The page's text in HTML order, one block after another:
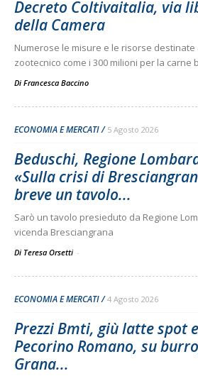
Decreto Coltivaitalia, via
della Camera
Numerose le misure e le risorse
zootecnico come i 300 milioni per la carne
Di Francesca Baccino
ECONOMIA E MERCATI 5 Agosto 2026
Beduschi, Regione
«Sulla crisi di
breve un tavolo...
Sarò un tavolo presieduto da Regione
vicenda Bresciangrana
Di Teresa Orsetti -
ECONOMIA E MERCATI 4 Agosto 2026
Prezzi Bmti, giù latte spot e
Pecorino Romano, su
Grana...